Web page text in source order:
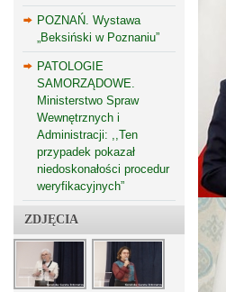
POZNAŃ. Wystawa
„Beksiński w Poznaniu”
PATOLOGIE
SAMORZĄDOWE.
Ministerstwo Spraw
Wewnętrznych i
Administracji: ,,Ten
przypadek pokazał
niedoskonałości procedur
weryfikacyjnych”
ZDJĘCIA